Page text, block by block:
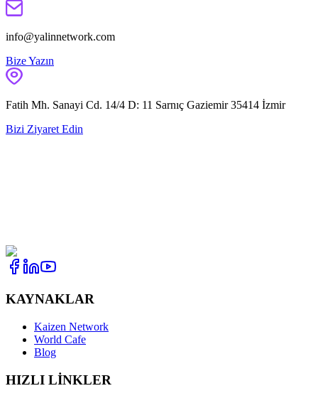
info@yalinnetwork.com
Bize Yazın
Fatih Mh. Sanayi Cd. 14/4 D: 11 Sarnıç Gaziemir 35414 İzmir
Bizi Ziyaret Edin
KAYNAKLAR
Kaizen Network
World Cafe
Blog
HIZLI LİNKLER